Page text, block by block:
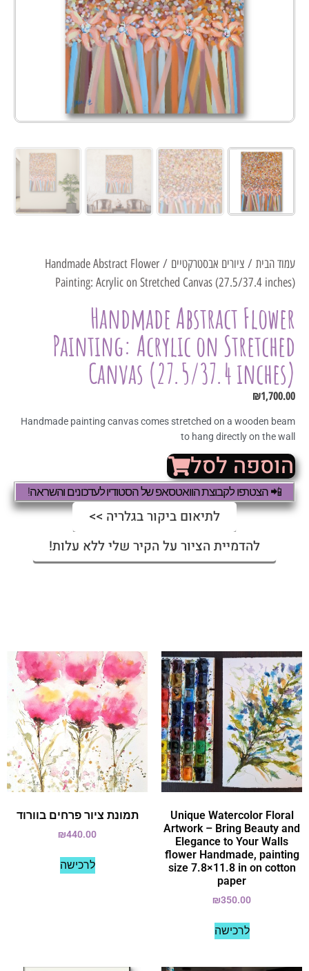
עמוד הבית / ציורים אבסטרקטיים
/ Handmade Abstract Flower
Painting: Acrylic on Stretched Canvas (27.5/37.4 inches)
Handmade Abstract Flower
Painting: Acrylic on Stretched
Canvas (27.5/37.4 inches)
₪1,700.00
Handmade painting canvas comes stretched on a wooden beam
to hang directly on the wall
הוספה לסל
📲 הצטרפו לקבוצת הוואטסאפ של הסטודיו לעדכונים והשראה!
לתיאום ביקור בגלריה >>
להדמיית הציור על הקיר שלי ללא עלות!
Unique Watercolor Floral
Artwork – Bring Beauty and
Elegance to Your Walls
flower Handmade, painting
size 7.8×11.8 in on cotton
paper
₪350.00
לרכישה
תמונת ציור פרחים בוורוד
₪440.00
לרכישה